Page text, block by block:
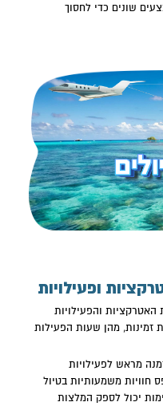
שונים כדי לחסוך
ופעילויות
האטרקציות והפעילויות
זמינות, מהן שעות הפעילות
מראש לפעילויות
חוויות משמעותיות בטיול
יכול לספק המלצות